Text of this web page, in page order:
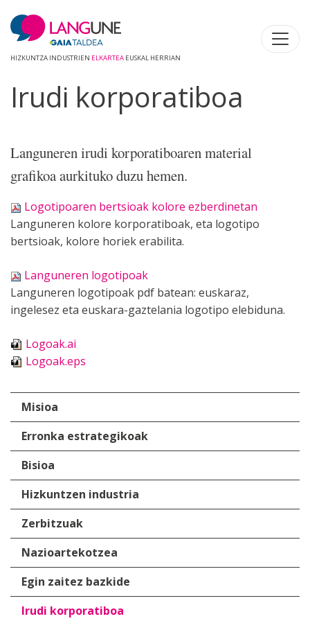
HIZKUNTZA INDUSTRIEN ELKARTEA EUSKAL HERRIAN
Irudi korporatiboa
Languneren irudi korporatiboaren material
grafikoa aurkituko duzu hemen.
Logotipoaren bertsioak kolore ezberdinetan
Languneren kolore korporatiboak, eta logotipo
bertsioak, kolore horiek erabilita.
Languneren logotipoak
Languneren logotipoak pdf batean: euskaraz,
ingelesez eta euskara-gaztelania logotipo elebiduna.
Logoak.ai
Logoak.eps
Misioa
Erronka estrategikoak
Bisioa
Hizkuntzen industria
Zerbitzuak
Nazioartekotzea
Egin zaitez bazkide
Irudi korporatiboa